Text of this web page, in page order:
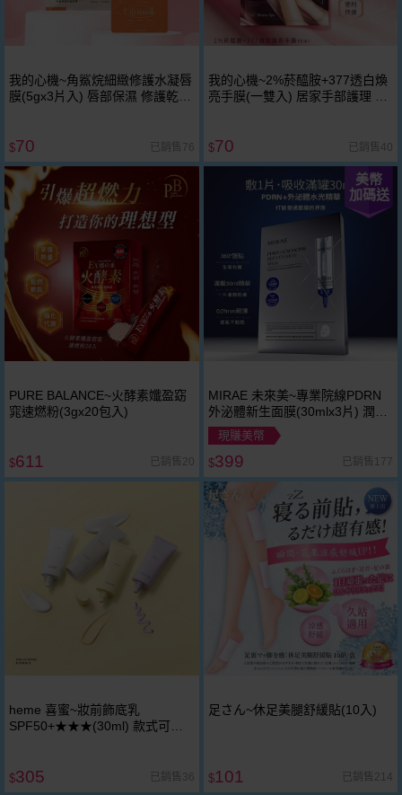
我的心機~角鯊烷細緻修護水凝唇
膜(5gx3片入) 唇部保濕 修護乾燥
$70 已銷售76
我的心機~2%菸醯胺+377透白煥
亮手膜(一雙入) 居家手部護理 均
$70 已銷售40
PURE BALANCE~火酵素孅盈窈
窕速燃粉(3gx20包入)
$611 已銷售20
美幣
加碼送
MIRAE 未來美~專業院線PDRN
外泌體新生面膜(30mlx3片) 潤澤
補水 穩定膚況 局部加強保濕
現賺美幣
$399 已銷售177
heme 喜蜜~妝前飾底乳
SPF50+★★★(30ml) 款式可選
$305 已銷售36
足さん~休足美腿舒緩貼(10入)
$101 已銷售214